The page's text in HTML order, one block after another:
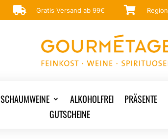
 Gratis Versand ab 99€ 
SCHAUMWEINE ALKOHOLFREI PRÄSENTE
GUTSCHEINE